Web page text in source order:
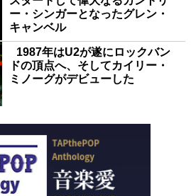
ー・シンガーとなったグレン・
キャンベル
1987年はU2が遂にロックバン
ドの頂点へ、そしてカイリー・
ミノーグがデビューした